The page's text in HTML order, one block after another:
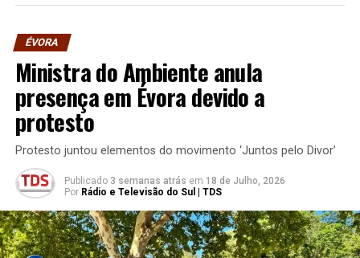
ÉVORA
Ministra do Ambiente anula
presença em Évora devido a
protesto
Protesto juntou elementos do movimento ‘Juntos pelo Divor’
Publicado 3 semanas atrás em 18 de Julho, 2026
Por Rádio e Televisão do Sul | TDS